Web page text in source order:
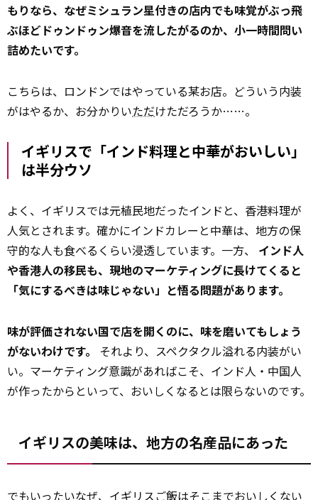
もりなら、なぜミシュラン星付きの店内でも味覚がぶっ飛
ぶほどドゥンドゥン爆音を流したがるのか、小一時間問い
詰めたいです。
こちらは、ロンドンではやっている某お店。どういう内装
がはやるか、お分かりいただけただろうか……。
イギリスで「インド料理と中華がおいしい」
は半分ウソ
よく、イギリスでは元植民地だったインドと、香港料理が
人気とされます。確かにインドカレーと中華は、地方の保
守的な人も食べるくらい浸透しています。一方、 インド人
や香港人の移民も、現地のマーケティングに長けてくると
「気にするべきは味じゃない」と悟る問題があります。
味が評価されない国で店を開くのに、味を磨いてもしょう
がないわけです。
それより、スペクタクル溢れる内装がい
い。マーケティング意識があればこそ、インド人・中国人
が作ったからといって、おいしくなるとは限らないのです。
イギリスの美味は、地方の名産品にあった
でもいったいなぜ、イギリスご飯はそこまでおいしくない